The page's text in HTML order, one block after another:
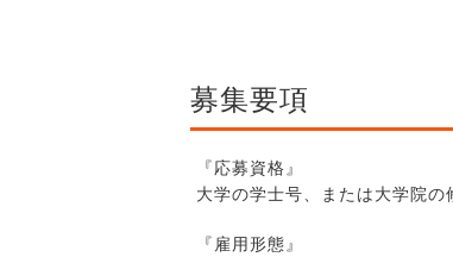
募集要項
『応募資格』
大学の学士号、または大学院
『雇用形態』